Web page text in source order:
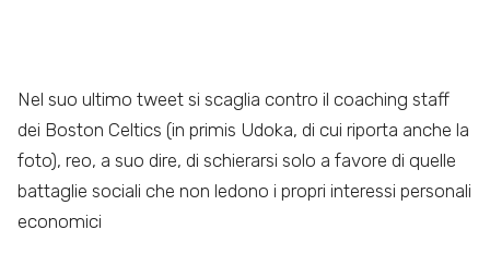
Nel suo ultimo tweet si scaglia contro il coaching staff
dei Boston Celtics (in primis Udoka, di cui riporta anche la
foto), reo, a suo dire, di schierarsi solo a favore di quelle
battaglie sociali che non ledono i propri interessi personali
economici